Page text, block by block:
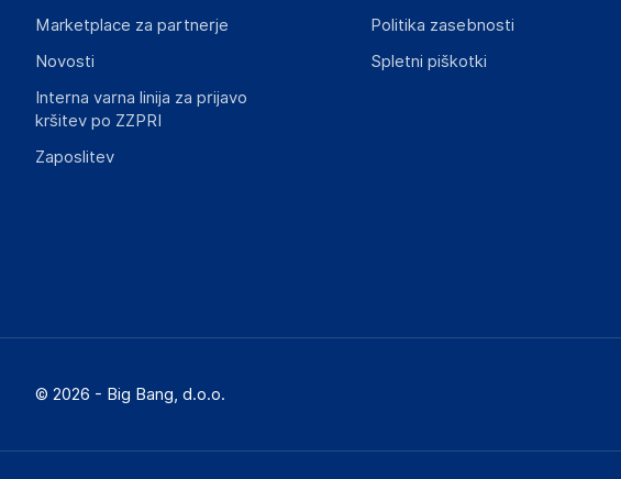
Marketplace za partnerje
Novosti
Interna varna linija za prijavo
kršitev po ZZPRI
Zaposlitev
Politika zasebnosti
Spletni piškotki
© 2026 - Big Bang, d.o.o.